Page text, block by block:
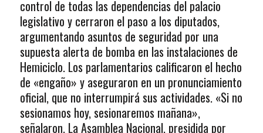
control de todas las dependencias del palacio
legislativo y cerraron el paso a los diputados,
argumentando asuntos de seguridad por una
supuesta alerta de bomba en las instalaciones de
Hemiciclo. Los parlamentarios calificaron el hecho
de «engaño» y aseguraron en un pronunciamiento
oficial, que no interrumpirá sus actividades. «Si no
sesionamos hoy, sesionaremos mañana»,
señalaron. La Asamblea Nacional, presidida por